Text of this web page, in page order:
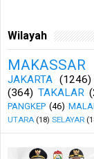
Wilayah
MAKASSAR
JAKARTA (1246)
(364) TAKALAR
PANGKEP (46)
UTARA (18) SELAYAR